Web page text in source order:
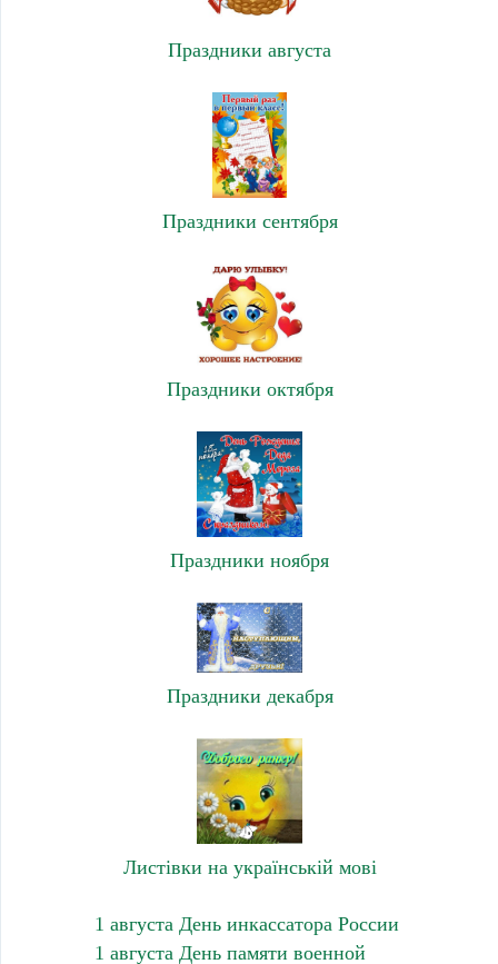
Праздники августа
Праздники сентября
Праздники октября
Праздники ноября
Праздники декабря
Листівки на українській мові
1 августа День инкассатора России
1 августа День памяти военной